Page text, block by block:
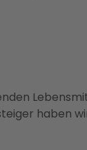
haben